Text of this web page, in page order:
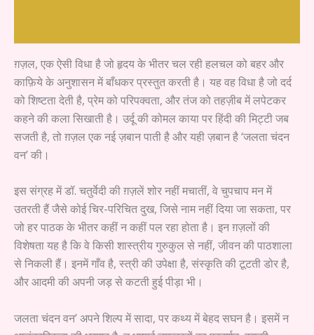
ग़ज़ल, एक ऐसी विधा है जो हृदय के भीतर चल रही हलचल को बहर और
काफ़िये के अनुशासन में बाँधकर प्रस्तुत करती है। यह वह विधा है जो दर्द
को शिष्टता देती है, प्रेम को परिपक्वता, और तंज को तहज़ीब में लपेटकर
कहने की कला सिखाती है। उर्दू की कोमल काया पर हिंदी की मिट्टी जब
सजती है, तो ग़ज़ल एक नई ज़बान पाती है और यही ज़बान है ‘जलता चंदन
वन’ की।
इस संग्रह में डॉ. चतुर्वेदी की ग़ज़लें शोर नहीं मचातीं, वे चुपचाप मन में
उतरती हैं जैसे कोई चिर-परिचित दुख, जिसे नाम नहीं दिया जा सकता, पर
जो हर पाठक के भीतर कहीं न कहीं पल रहा होता है। इन ग़ज़लों की
विशेषता यह है कि वे किसी शास्त्रीय गुरुकुल से नहीं, जीवन की पाठशाला
से निकली हैं। इनमें गाँव है, स्त्री की उपेक्षा है, संस्कृति की टूटती डोर है,
और आदमी की अपनी जड़ से कटती हुई पीड़ा भी।
जलता चंदन वन’ अपने शिल्प में सादा, पर कथ्य में बेहद सघन है। इसमें न